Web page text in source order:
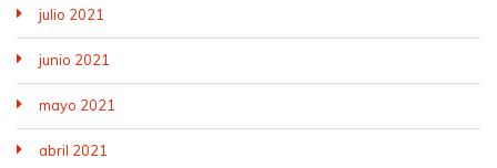
julio 2021
junio 2021
mayo 2021
abril 2021